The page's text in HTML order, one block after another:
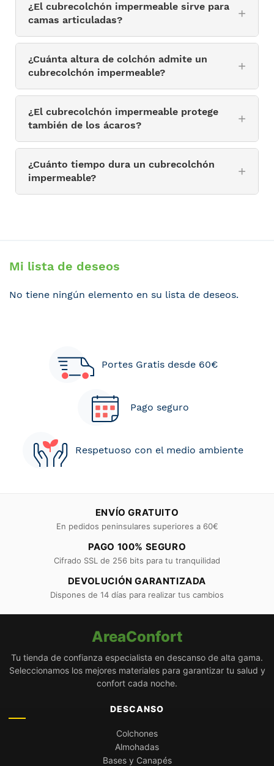
¿El cubrecolchón impermeable sirve para
camas articuladas?
¿Cuánta altura de colchón admite un
cubrecolchón impermeable?
¿El cubrecolchón impermeable protege
también de los ácaros?
¿Cuánto tiempo dura un cubrecolchón
impermeable?
Mi lista de deseos
No tiene ningún elemento en su lista de deseos.
Portes Gratis desde 60€
Pago seguro
Respetuoso con el medio ambiente
ENVÍO GRATUITO
En pedidos peninsulares superiores a 60€
PAGO 100% SEGURO
Cifrado SSL de 256 bits para tu tranquilidad
DEVOLUCIÓN GARANTIZADA
Dispones de 14 días para realizar tus cambios
AreaConfort
Tu tienda de confianza especialista en descanso de alta gama.
Seleccionamos los mejores materiales para garantizar tu salud y
confort cada noche.
DESCANSO
Colchones
Almohadas
Bases y Canapés